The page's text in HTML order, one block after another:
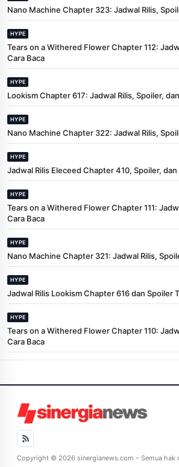
Nano Machine Chapter 323: Jadwal Rilis,
HYPE
Tears on a Withered Flower Chapter 112:
Cara Baca
HYPE
Lookism Chapter 617: Jadwal Rilis, Spoiler,
HYPE
Nano Machine Chapter 322: Jadwal Rilis,
HYPE
Jadwal Rilis Eleceed Chapter 410, Spoiler, dan
HYPE
Tears on a Withered Flower Chapter 111:
Cara Baca
HYPE
Nano Machine Chapter 321: Jadwal Rilis,
HYPE
Jadwal Rilis Lookism Chapter 616 dan Spoiler
HYPE
Tears on a Withered Flower Chapter 110:
Cara Baca
Copyright © 2026 sinergianews.com – Semua hak